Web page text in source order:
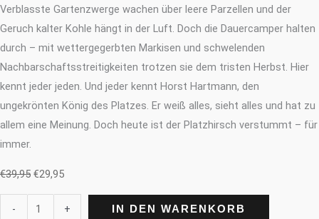
Verblasste Gartenzwerge wachen über leere Parzellen und der
Geruch kalter Kohle hängt in der Luft. Doch die Dauercamper halten
durch – mit wettergegerbten Markisen und schwelenden
Nachbarschaftsstreitigkeiten trotzen sie dem tristen Herbst. Hier
kennt jeder jeden. Und jeder kennt Horst Hartmann, den
ungekrönten König des Platzes. Er weiß alles, sieht alles und hat zu
allem eine Meinung. Doch heute ist der Platzhirsch verstummt – für
immer.
€39,95 €29,95
- + IN DEN WARENKORB